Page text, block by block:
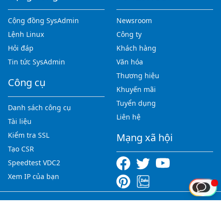
Cộng đồng SysAdmin
Lệnh Linux
Hỏi đáp
Tin tức SysAdmin
Công cụ
Danh sách công cụ
Tài liệu
Kiểm tra SSL
Tạo CSR
Speedtest VDC2
Xem IP của bạn
Newsroom
Công ty
Khách hàng
Văn hóa
Thương hiệu
Khuyến mãi
Tuyển dụng
Liên hệ
Mạng xã hội